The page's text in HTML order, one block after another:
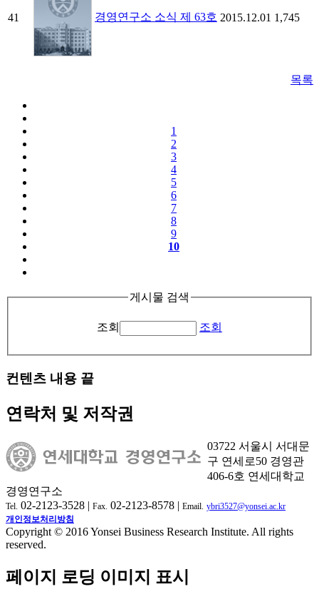
41 경영연구소 소식 제 63호 2015.12.01 1,745
목록
1
2
3
4
5
6
7
8
9
10
게시물 검색
조회 조회
컨텐츠 내용 끝
연락처 및 저작권
03722 서울시 서대문
구 연세로50 경영관
406-6호 연세대학교
경영연구소
Tel. 02-2123-3528 | Fax. 02-2123-8578 | Email. ybri3527@yonsei.ac.kr
개인정보처리방침
Copyright © 2016 Yonsei Business Research Institute. All rights
reserved.
페이지 로딩 이미지 표시